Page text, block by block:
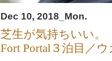
Dec 10, 2018_Mon.
芝生が気持ちいい。
Fort Portal３泊目／